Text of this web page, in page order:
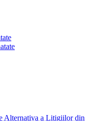
Alternativa a Litigiilor din